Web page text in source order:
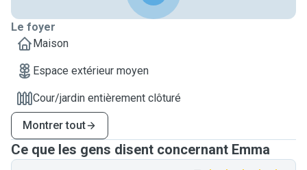
Le foyer
Maison
Espace extérieur moyen
Cour/jardin entièrement clôturé
Montrer tout
Ce que les gens disent concernant Emma